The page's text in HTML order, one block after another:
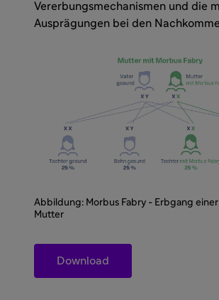
Vererbungsmechanismen und die
Ausprägungen bei den
Abbildung: Morbus Fabry - Erbgang
Mutter
Download